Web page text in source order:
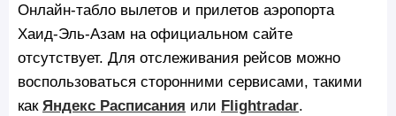
Онлайн-табло вылетов и прилетов аэропорта
Хаид-Эль-Азам на официальном сайте
отсутствует. Для отслеживания рейсов можно
воспользоваться сторонними сервисами, такими
как Яндекс Расписания или Flightradar.